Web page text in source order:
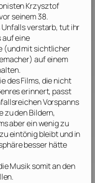
Krzysztof
seinem 38.
verstarb, tut ihr
auf eine
(und mit sichtlicher
auf einem
des Films, die nicht
erinnert, passt
Vorspanns
zu den Bildern,
aber ein wenig zu
eintönig bleibt und in
besser hätte
Musik somit an den